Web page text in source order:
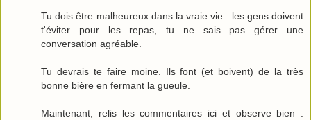
Tu dois être malheureux dans la vraie vie : les gens doivent
t'éviter pour les repas, tu ne sais pas gérer une
conversation agréable.
Tu devrais te faire moine. Ils font (et boivent) de la très
bonne bière en fermant la gueule.
Maintenant, relis les commentaires ici et observe bien :